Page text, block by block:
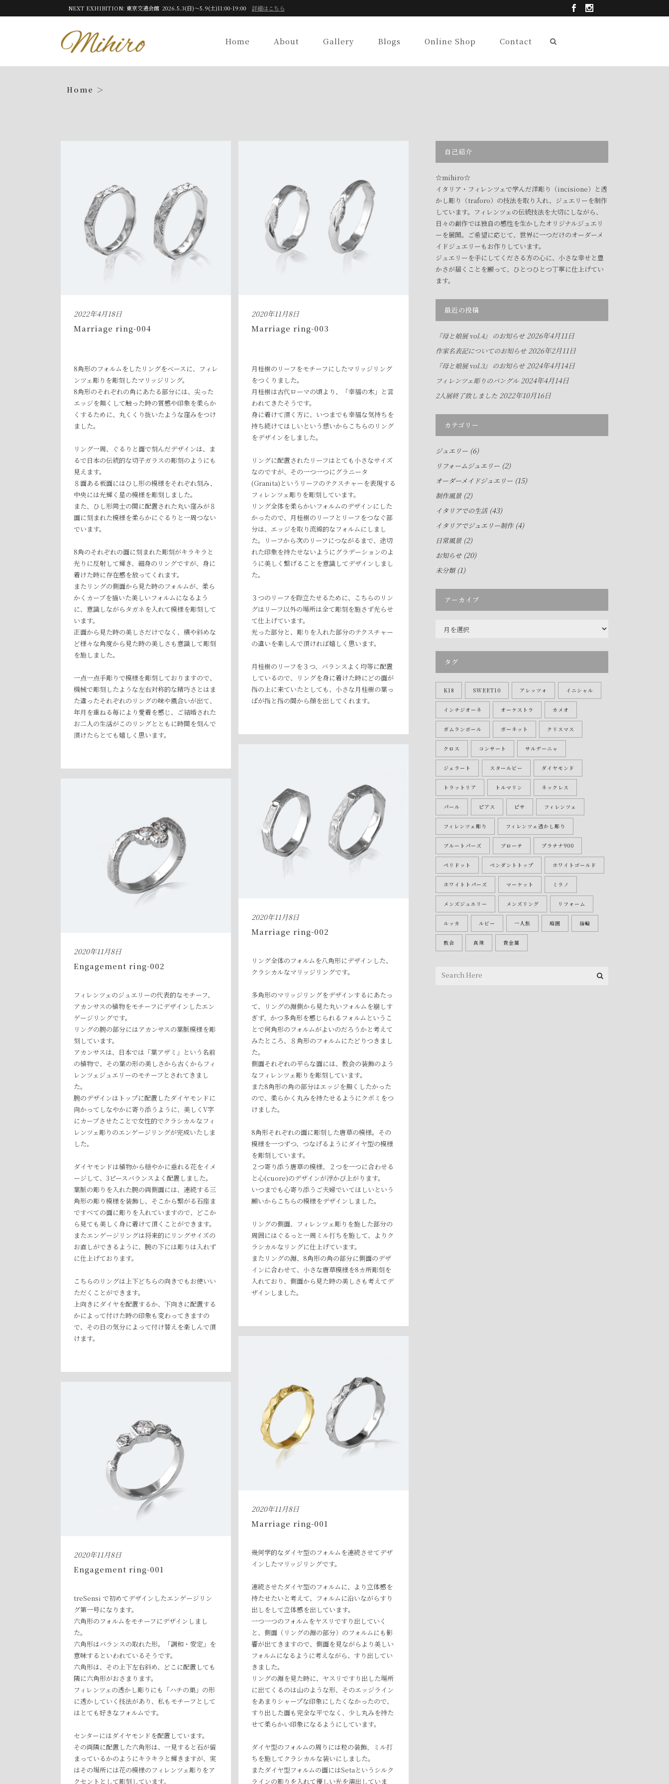
NEXT EXHIBITION: 東京交通会館 2026.5.3(日)～5.9(土)11:00-19:00 詳細はこちら
Home About Gallery Blogs Online Shop Contact
2022年4月18日
Marriage ring-004
8角形のフォルムをしたリングをベースに、フィレ
ンツェ彫りを彫刻したマリッジリング。
8角形のそれぞれの角にあたる部分には、尖った
エッジを無くして触った時の質感や印象を柔らか
くするために、丸くくり抜いたような窪みをつけ
ました。
リング一周、ぐるりと面で刻んだデザインは、ま
るで日本の伝統的な切子ガラスの彫刻のようにも
見えます。
８面ある板面にはひし形の模様をそれぞれ刻み、
中央には光輝く星の模様を彫刻しました。
また、ひし形同士の間に配置された丸い窪みが８
面に刻まれた模様を柔らかにぐるりと一周つない
でいます。
8角のそれぞれの面に刻まれた彫刻がキラキラと
光りに反射して輝き、細身のリングですが、身に
着けた時に存在感を放ってくれます。
またリングの側面から見た時のフォルムが、柔ら
かくカーブを描いた美しいフォルムになるよう
に、意識しながらタガネを入れて模様を彫刻して
います。
正面から見た時の美しさだけでなく、横や斜めな
ど様々な角度から見た時の美しさも意識して彫刻
を施しました。
一点一点手彫りで模様を彫刻しておりますので、
機械で彫刻したような左右対称的な精巧さとはま
た違ったそれぞれのリングの味や風合いが出て、
年月を重ねる毎により愛着を感じ、ご結婚された
お二人の生活がこのリングとともに時間を刻んで
頂けたらとても嬉しく思います。
2020年11月8日
Marriage ring-003
月桂樹のリーフをモチーフにしたマリッジリング
をつくりました。
月桂樹は古代ローマの頃より、「幸福の木」と言
われてきたそうです。
身に着けて頂く方に、いつまでも幸福な気持ちを
持ち続けてほしいという想いからこちらのリング
をデザインをしました。
リングに配置されたリーフはとても小さなサイズ
なのですが、その一つ一つにグラニータ
(Granita)というリーフのテクスチャーを表現する
フィレンツェ彫りを彫刻しています。
リング全体を柔らかいフォルムのデザインにした
かったので、月桂樹のリーフとリーフをつなぐ部
分は、エッジを取り流線的なフォルムにしまし
た。リーフから次のリーフにつながるまで、途切
れた印象を持たせないようにグラデーションのよ
うに美しく繋げることを意識してデザインしまし
た。
３つのリーフを際立たせるために、こちらのリン
グはリーフ以外の場所は全て彫刻を施さず光らせ
て仕上げています。
光った部分と、彫りを入れた部分のテクスチャー
の違いを楽しんで頂ければ嬉しく思います。
月桂樹のリーフを３つ、バランスよく均等に配置
しているので、リングを身に着けた時にどの面が
指の上に来ていたとしても、小さな月桂樹の葉っ
ぱが指と指の間から顔を出してくれます。
2020年11月8日
Marriage ring-002
リング全体のフォルムを八角形にデザインした、
クラシカルなマリッジリングです。
多角形のマリッジリングをデザインするにあたっ
て、リングの淵側から見た丸いフォルムを崩しす
ぎず、かつ多角形を感じられるフォルムというこ
とで何角形のフォルムがよいのだろうかと考えて
みたところ、８角形のフォルムにたどりつきまし
た。
側面それぞれの平らな面には、教会の装飾のよう
なフィレンツェ彫りを彫刻しています。
また8角形の角の部分はエッジを無くしたかった
ので、柔らかく丸みを持たせるようにクボミをつ
けました。
8角形それぞれの面に彫刻した唐草の模様。その
模様を一つずつ、つなげるようにダイヤ型の模様
を彫刻しています。
２つ寄り添う唐草の模様、２つを一つに合わせる
と心(cuore)のデザインが浮かび上がります。
いつまでも心寄り添うご夫婦でいてほしいという
願いからこちらの模様をデザインしました。
リングの側面、フィレンツェ彫りを施した部分の
周囲にはぐるっと一周ミル打ちを施して、よりク
ラシカルなリングに仕上げています。
またリングの淵、8角形の角の部分に側面のデザ
インに合わせて、小さな唐草模様を8カ所彫刻を
入れており、側面から見た時の美しさも考えてデ
ザインしました。
2020年11月8日
Engagement ring-002
フィレンツェのジュエリーの代表的なモチーフ、
アカンサスの植物をモチーフにデザインしたエン
ゲージリングです。
リングの腕の部分にはアカンサスの葉脈模様を彫
刻しています。
アカンサスは、日本では「葉アザミ」という名前
の植物で、その葉の形の美しさから古くからフィ
レンツェジュエリーのモチーフとされてきまし
た。
腕のデザインはトップに配置したダイヤモンドに
向かってしなやかに寄り添うように、美しくV字
にカーブさせたことで女性的でクラシカルなフィ
レンツェ彫りのエンゲージリングが完成いたしま
した。
ダイヤモンドは植物から穏やかに垂れる花をイメ
ージして、3ピースバランスよく配置しました。
葉脈の彫りを入れた腕の両側面には、連続する三
角形の彫り模様を装飾し、そこから繋がる石座ま
ですべての面に彫りを入れていますので、どこか
ら見ても美しく身に着けて頂くことができます。
またエンゲージリングは将来的にリングサイズの
お直しができるように、腕の下には彫りは入れず
に仕上げております。
こちらのリングは上下どちらの向きでもお使いい
ただくことができます。
上向きにダイヤを配置するか、下向きに配置する
かによって付けた時の印象も変わってきますの
で、その日の気分によって付け替えを楽しんで頂
けます。
2020年11月8日
Marriage ring-001
幾何学的なダイヤ型のフォルムを連続させてデザ
インしたマリッジリングです。
連続させたダイヤ型のフォルムに、より立体感を
持たせたいと考えて、フォルムに沿いながらすり
出しをして立体感を出しています。
一つ一つのフォルムをヤスリですり出していく
と、側面（リングの淵の部分）のフォルムにも影
響が出てきますので、側面を見ながらより美しい
フォルムになるように考えながら、すり出してい
きました。
リングの淵を見た時に、ヤスリですり出した場所
に出てくるのは山のような形、そのエッジライン
をあまりシャープな印象にしたくなかったので、
すり出した面も完全な平でなく、少し丸みを持た
せて柔らかい印象になるようにしています。
ダイヤ型のフォルムの周りには粒の装飾、ミル打
ちを施してクラシカルな装いにしました。
またダイヤ型フォルムの面にはSetaというシルク
ラインの彫りを入れて優しい光を演出していま
2020年11月8日
Engagement ring-001
treSensi で初めてデザインしたエンゲージリン
グ第一号になります。
六角形のフォルムをモチーフにデザインしまし
た。
六角形はバランスの取れた形。「調和・安定」を
意味するといわれているそうです。
六角形は、その上下左右斜め、どこに配置しても
隣に六角形がおさまります。
フィレンツェの透かし彫りにも「ハチの巣」の形
に透かしていく技法があり、私もモチーフとして
はとても好きなフォルムです。
センターにはダイヤモンドを配置しています。
その両隣に配置した六角形は、一見すると石が留
まっているかのようにキラキラと輝きますが、実
はその場所には花の模様のフィレンツェ彫りをア
クセントとして彫刻しています。
自己紹介
☆mihiro☆
イタリア・フィレンツェで学んだ洋彫り（incisione）と透
かし彫り（traforo）の技法を取り入れ、ジュエリーを制作
しています。フィレンツェの伝統技法を大切にしながら、
日々の創作では独自の感性を生かしたオリジナルジュエリ
ーを展開。ご希望に応じて、世界に一つだけのオーダーメ
イドジュエリーもお作りしています。
ジュエリーを手にしてくださる方の心に、小さな幸せと豊
かさが届くことを願って、ひとつひとつ丁寧に仕上げてい
ます。
最近の投稿
『母と娘展 vol.4』 のお知らせ 2026年4月11日
作家名表記についてのお知らせ 2026年2月11日
『母と娘展 vol.3』 のお知らせ 2024年4月14日
フィレンツェ彫りのバングル 2024年4月14日
2人展終了致しました 2022年10月16日
カテゴリー
ジュエリー (6)
リフォームジュエリー (2)
オーダーメイドジュエリー (15)
制作風景(2)
イタリアでの生活(43)
イタリアでジュエリー制作(4)
日常風景(2)
お知らせ(20)
未分類(1)
アーカイブ
ブ
タグ
K18 SWEET10 アレッツォ イニシャル
インチジオーネ オーケストラ カメオ
ガムランボール ガーネット クリスマス
クロス コンサート サルデーニャ
ジェラート スタールビー ダイヤモンド
トラットリア トルマリン ネックレス
パール ピアス ピサ フィレンツェ
フィレンツェ彫り フィレンツェ透かし彫り
ブルートパーズ ブローチ プラチナ900
ペリドット ペンダントトップ ホワイトゴールド
ホワイトトパーズ マーケット ミラノ
メンズジュエリー メンズリング リフォーム
ルッカ ルビー 一人旅 庭園 指輪
教会 真珠 貴金属